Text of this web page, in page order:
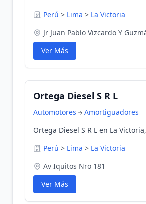
Perú > Lima > La Victoria
Jr Juan Pablo Vizcardo Y
Ver Más
Ortega Diesel S R L
Automotores
Amortiguadores
Ortega Diesel S R L en La
Perú > Lima > La Victoria
Av Iquitos Nro 181
Ver Más